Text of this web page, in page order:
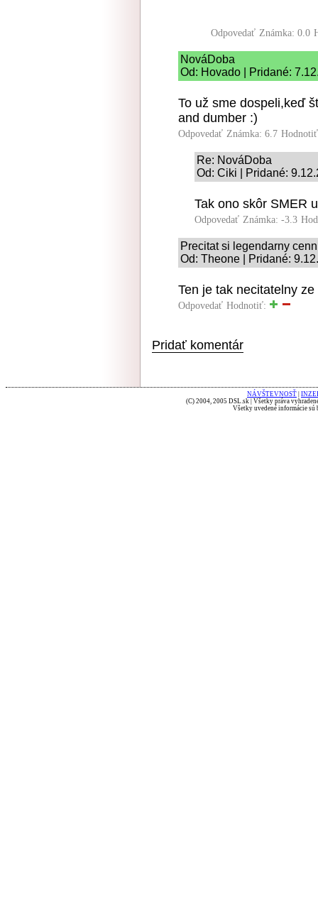
Odpovedať Známka: 0.0
NováDoba
Od: Hovado | Pridané:
To už sme dospeli,keď
and dumber :)
Odpovedať Známka: 6.7
Re: NováDoba
Od: Ciki | Pridané:
Tak ono skôr SMER
Odpovedať Známka: -3.3
Precitat si legendarny
Od: Theone | Pridané:
Ten je tak necitatelny
Odpovedať Hodnotiť:
Pridať komentár
NÁVŠTEVNOSŤ
(C) 2004, 2005 DSL.sk | Všetky práva
Všetky uvedené informácie sú